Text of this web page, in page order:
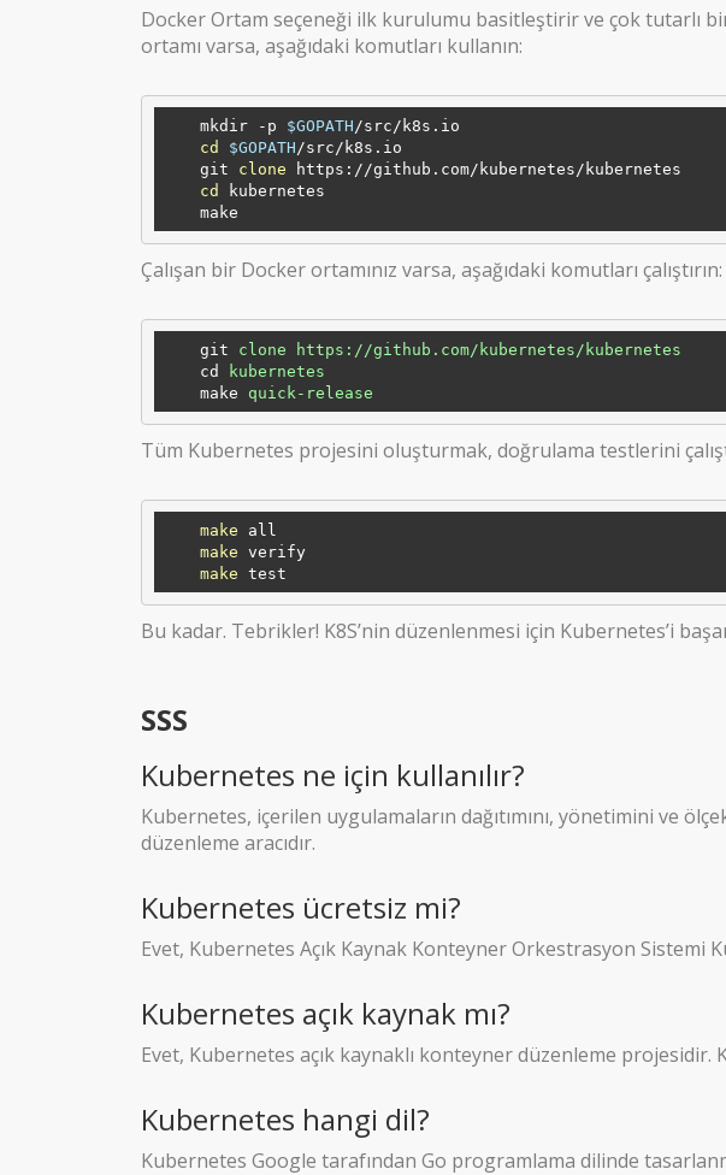
Docker Ortam seçeneği ilk kurulumu basitleştirir ve çok tutarlı
ortamı varsa, aşağıdaki komutları kullanın:
    mkdir -p
$GOPATH /src/k8s.io
cd
$GOPATH /src/k8s.io
    git
clone https://github.com/kubernetes/kubernetes
cd
kubernetes
Çalışan bir Docker ortamınız varsa, aşağıdaki komutları çalıştırın:
git
clone https://github.com/kubernetes/kubernetes
cd
kubernetes
make
quick-release
Tüm Kubernetes projesini oluşturmak, doğrulama testlerini
make all
make verify
make
Bu kadar. Tebrikler! K8S’nin düzenlenmesi için Kubernetes’i
SSS
Kubernetes ne için kullanılır?
Kubernetes, içerilen uygulamaların dağıtımını, yönetimini ve
düzenleme aracıdır.
Kubernetes ücretsiz mi?
Evet, Kubernetes Açık Kaynak Konteyner Orkestrasyon Sistemi
Kubernetes açık kaynak mı?
Evet, Kubernetes açık kaynaklı konteyner düzenleme
Kubernetes hangi dil?
Kubernetes Google tarafından Go programlama dilinde